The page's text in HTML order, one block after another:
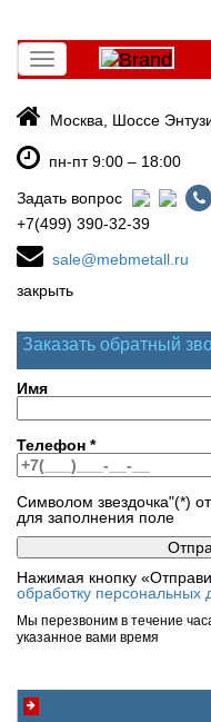
Toggle
navigation
Москва, Шоссе
пн-пт 9:00 – 18:00
Задать вопрос
+7(499) 390-32-39
sale@mebmetall.ru
закрыть
Заказать обратный
Имя
Телефон *
Символом звездочка"(*)
для заполнения поле
Нажимая кнопку
обработку персональных
Мы перезвоним в течение
указанное вами время